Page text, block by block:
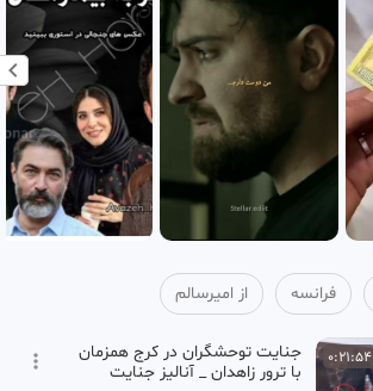
فرانسه از امیرسالم
0:21:54
جنایت توحشگران در کرج همزمان
با ترور زاهدان _ آنالیز جنایت